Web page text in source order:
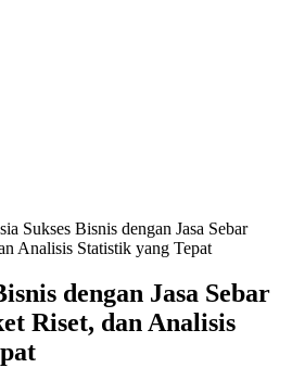
Sukses Bisnis dengan Jasa Sebar
Analisis Statistik yang Tepat
dengan Jasa Sebar
Riset, dan Analisis